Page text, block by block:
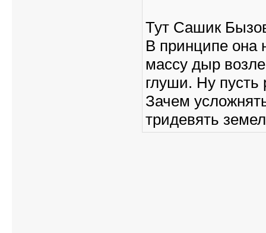
Тут Сашик
В принципе она
массу дыр
глуши. Ну пусть
Зачем
тридевять